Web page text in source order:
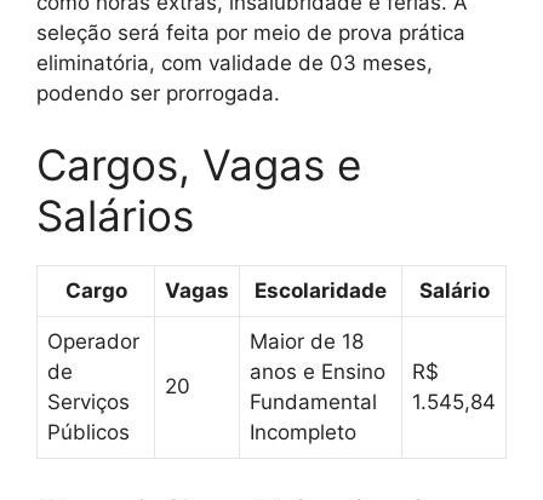
seleção será feita por meio de prova prática
eliminatória, com validade de 03 meses,
podendo ser prorrogada.
Cargos, Vagas e
Salários
Cargo Vagas Escolaridade Salário
Operador
de
Serviços
Públicos
20
Maior de 18
anos e Ensino
Fundamental
Incompleto
R$
1.545,84